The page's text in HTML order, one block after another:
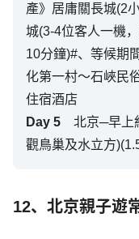
產》居庸關長城(2
城(3-4位客人一機
10分鐘)#、等候期
化第一村～石峽民
住宿酒店
Day 5
北京─早上
觀鳥巢及水立方
12、北京親子遊